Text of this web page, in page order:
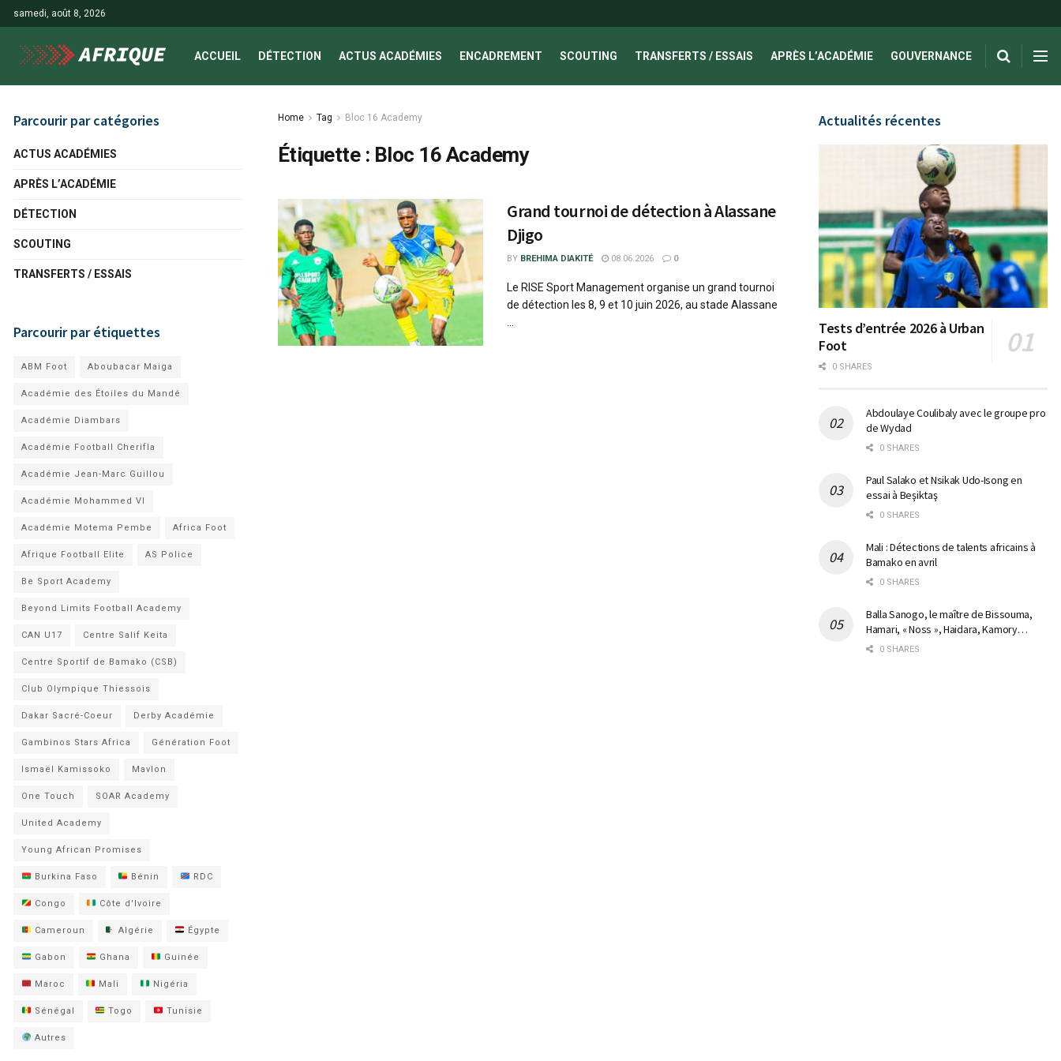
samedi, août 8, 2026
ACCUEIL DÉTECTION ACTUS ACADÉMIES ENCADREMENT SCOUTING TRANSFERTS / ESSAIS APRÈS L’ACADÉMIE GOUVERNANCE
Home Tag Bloc 16 Academy
Étiquette : Bloc 16 Academy
Grand tournoi de détection à Alassane
Djigo
BY BREHIMA DIAKITÉ 08.06.2026 0
Le RISE Sport Management organise un grand tournoi
de détection les 8, 9 et 10 juin 2026, au stade Alassane
Parcourir par catégories
ACTUS ACADÉMIES
APRÈS L’ACADÉMIE
DÉTECTION
SCOUTING
TRANSFERTS / ESSAIS
Parcourir par étiquettes
ABM Foot Aboubacar Maiga
Académie des Étoiles du Mandé
Académie Diambars
Académie Football Cherifla
Académie Jean-Marc Guillou
Académie Mohammed VI
Académie Motema Pembe Africa Foot
Afrique Football Elite AS Police
Be Sport Academy
Beyond Limits Football Academy
CAN U17 Centre Salif Keita
Centre Sportif de Bamako (CSB)
Club Olympique Thiessois
Dakar Sacré-Coeur Derby Académie
Gambinos Stars Africa Génération Foot
Ismaël Kamissoko Mavlon
One Touch SOAR Academy
United Academy
Young African Promises
Burkina Faso Bénin RDC
Congo Côte d'Ivoire
Cameroun Algérie Égypte
Gabon Ghana Guinée
Maroc Mali Nigéria
Sénégal Togo Tunisie
Autres
Actualités récentes
Tests d’entrée 2026 à Urban
Foot
0 SHARES
Abdoulaye Coulibaly avec le groupe pro
de Wydad
0 SHARES
Paul Salako et Nsikak Udo-Isong en
essai à Beşiktaş
0 SHARES
Mali : Détections de talents africains à
Bamako en avril
0 SHARES
Balla Sanogo, le maître de Bissouma,
Hamari, « Noss », Haidara, Kamory…
0 SHARES